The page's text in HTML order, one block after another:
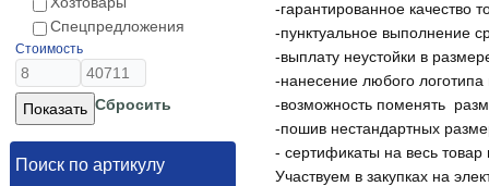
Спецпредложения
Стоимость
Сбросить
Поиск по артикулу
-гарантированное качество
-пунктуальное выполнение
-выплату неустойки в
-нанесение любого
-возможность поменять
-пошив нестандартных
- сертификаты на весь
Участвуем в закупках на